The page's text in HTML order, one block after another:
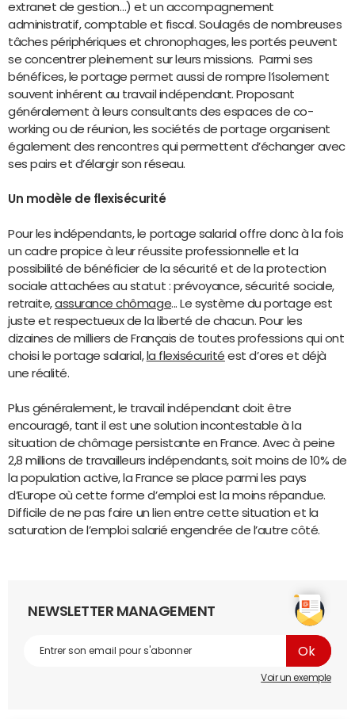
extranet de gestion…) et un accompagnement
administratif, comptable et fiscal. Soulagés de nombreuses
tâches périphériques et chronophages, les portés peuvent
se concentrer pleinement sur leurs missions. Parmi ses
bénéfices, le portage permet aussi de rompre l’isolement
souvent inhérent au travail indépendant. Proposant
généralement à leurs consultants des espaces de co-
working ou de réunion, les sociétés de portage organisent
également des rencontres qui permettent d’échanger avec
ses pairs et d’élargir son réseau.
Un modèle de flexisécurité
Pour les indépendants, le portage salarial offre donc à la fois
un cadre propice à leur réussite professionnelle et la
possibilité de bénéficier de la sécurité et de la protection
sociale attachées au statut : prévoyance, sécurité sociale,
retraite,assurance chômage... Le système du portage est
juste et respectueux de la liberté de chacun. Pour les
dizaines de milliers de Français de toutes professions qui ont
choisi le portage salarial, la flexisécurité est d’ores et déjà
une réalité.
Plus généralement, le travail indépendant doit être
encouragé, tant il est une solution incontestable à la
situation de chômage persistante en France. Avec à peine
2,8 millions de travailleurs indépendants, soit moins de 10% de
la population active, la France se place parmi les pays
d’Europe où cette forme d’emploi est la moins répandue.
Difficile de ne pas faire un lien entre cette situation et la
saturation de l’emploi salarié engendrée de l’autre côté.
NEWSLETTER MANAGEMENT
Voir un exemple